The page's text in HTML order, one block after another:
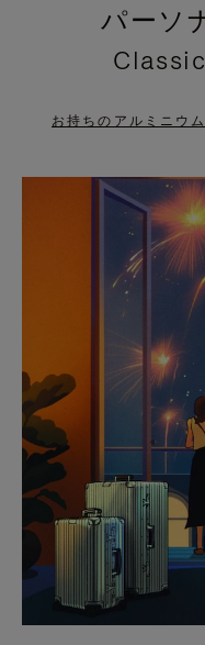
PRESS
PAUSE
TO
パーソ
お持ちのアルミニウ